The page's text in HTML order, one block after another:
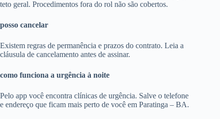
teto geral. Procedimentos fora do rol não são cobertos.
posso cancelar
Existem regras de permanência e prazos do contrato. Leia a
cláusula de cancelamento antes de assinar.
como funciona a urgência à noite
Pelo app você encontra clínicas de urgência. Salve o telefone
e endereço que ficam mais perto de você em Paratinga – BA.